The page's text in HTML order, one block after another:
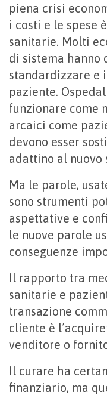
piena crisi
i costi e le spese
sanitarie. Molti
di sistema hanno
standardizzare e
paziente.
funzionare come
arcaici come
devono esser
adattino al nuovo
Ma le parole,
sono strumenti
aspettative e
le nuove parole
conseguenze
Il rapporto tra
sanitarie e
transazione
cliente è
venditore o
Il curare ha
finanziario, ma